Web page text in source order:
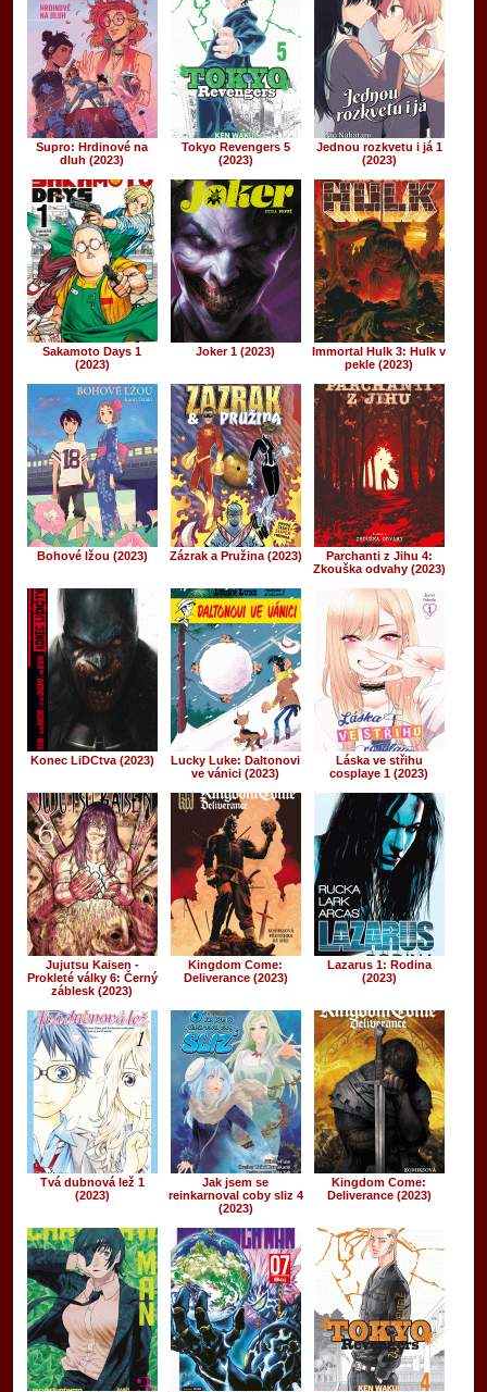
Supro: Hrdinové na
dluh (2023)
Tokyo Revengers 5
(2023)
Jednou rozkvetu i já 1
(2023)
Sakamoto Days 1
(2023)
Joker 1 (2023)
Immortal Hulk 3: Hulk v
pekle (2023)
Bohové lžou (2023) Zázrak a Pružina (2023)
Parchanti z Jihu 4:
Zkouška odvahy (2023)
Konec LiDCtva (2023)
Lucky Luke: Daltonovi
ve vánici (2023)
Láska ve střihu
cosplaye 1 (2023)
Jujutsu Kaisen -
Prokleté války 6: Černý
záblesk (2023)
Kingdom Come:
Deliverance (2023)
Lazarus 1: Rodina
(2023)
Tvá dubnová lež 1
(2023)
Jak jsem se
reinkarnoval coby sliz 4
(2023)
Kingdom Come:
Deliverance (2023)